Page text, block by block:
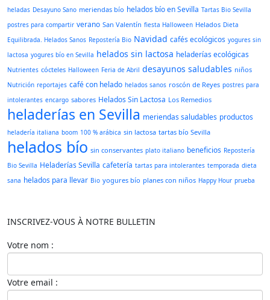
heladas Desayuno Sano meriendas bío helados bío en Sevilla Tartas Bio Sevilla
postres para compartir verano San Valentín fiesta Halloween Helados Dieta
Equilibrada. Helados Sanos Repostería Bio Navidad cafés ecológicos yogures sin
lactosa yogures bío en Sevilla helados sin lactosa heladerías ecológicas
Nutrientes cócteles Halloween Feria de Abril desayunos saludables niños
Nutrición reportajes café con helado helados sanos roscón de Reyes postres para
intolerantes encargo sabores Helados Sin Lactosa Los Remedios
heladerías en Sevilla meriendas saludables productos
heladería italiana boom 100 % arábica sin lactosa tartas bío Sevilla
helados bío sin conservantes plato italiano beneficios Repostería
Bio Sevilla Heladerías Sevilla cafetería tartas para intolerantes temporada dieta
sana helados para llevar Bio yogures bío planes con niños Happy Hour prueba
INSCRIVEZ-VOUS À NOTRE BULLETIN
Votre nom :
Votre email :